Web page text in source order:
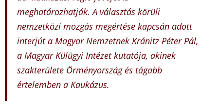
meghatározhatják. A választás körüli
nemzetközi mozgás megértése kapcsán adott
interjút a Magyar Nemzetnek Kránitz Péter Pál,
a Magyar Külügyi Intézet kutatója, akinek
szakterülete Örményország és tágabb
értelemben a Kaukázus.